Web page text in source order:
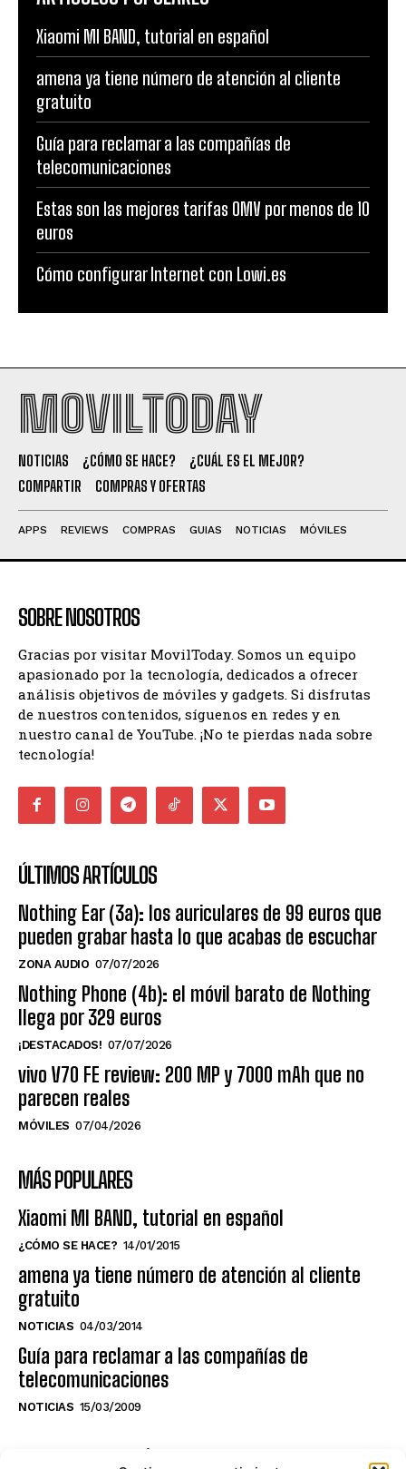
Xiaomi MI BAND, tutorial en español
amena ya tiene número de atención al cliente
gratuito
Guía para reclamar a las compañías de
telecomunicaciones
Estas son las mejores tarifas OMV por menos de 10
euros
Cómo configurar Internet con Lowi.es
MOVILTODAY
NOTICIAS ¿CÓMO SE HACE?
¿CUÁL ES EL MEJOR?
COMPARTIR
COMPRAS Y OFERTAS
APPS REVIEWS COMPRAS GUIAS NOTICIAS MÓVILES
SOBRE NOSOTROS
Gracias por visitar MovilToday. Somos un equipo
apasionado por la tecnología, dedicados a ofrecer
análisis objetivos de móviles y gadgets. Si disfrutas
de nuestros contenidos, síguenos en redes y en
nuestro canal de YouTube. ¡No te pierdas nada sobre
tecnología!
ÚLTIMOS ARTÍCULOS
Nothing Ear (3a): los auriculares de 99 euros que
pueden grabar hasta lo que acabas de escuchar
ZONA AUDIO 07/07/2026
Nothing Phone (4b): el móvil barato de Nothing
llega por 329 euros
¡DESTACADOS! 07/07/2026
vivo V70 FE review: 200 MP y 7000 mAh que no
parecen reales
MÓVILES 07/04/2026
MÁS POPULARES
Xiaomi MI BAND, tutorial en español
¿CÓMO SE HACE? 14/01/2015
amena ya tiene número de atención al cliente
gratuito
NOTICIAS 04/03/2014
Guía para reclamar a las compañías de
telecomunicaciones
NOTICIAS 15/03/2009
NO TE PIERDAS LO ÚLTIMO DEL CANAL